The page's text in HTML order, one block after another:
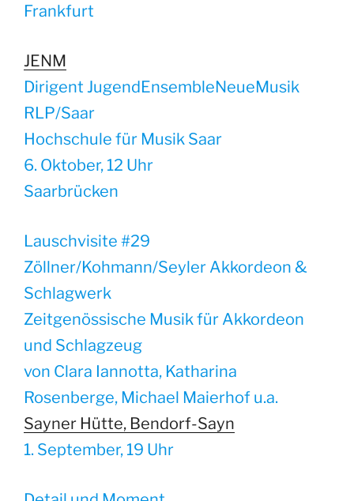
Frankfurt
JENM
Dirigent JugendEnsembleNeueMusik
RLP/Saar
Hochschule für Musik Saar
6. Oktober, 12 Uhr
Saarbrücken
Lauschvisite #29
Zöllner/Kohmann/Seyler Akkordeon &
Schlagwerk
Zeitgenössische Musik für Akkordeon
und Schlagzeug
von Clara Iannotta, Katharina
Rosenberge, Michael Maierhof u.a.
Sayner Hütte, Bendorf-Sayn
1. September, 19 Uhr